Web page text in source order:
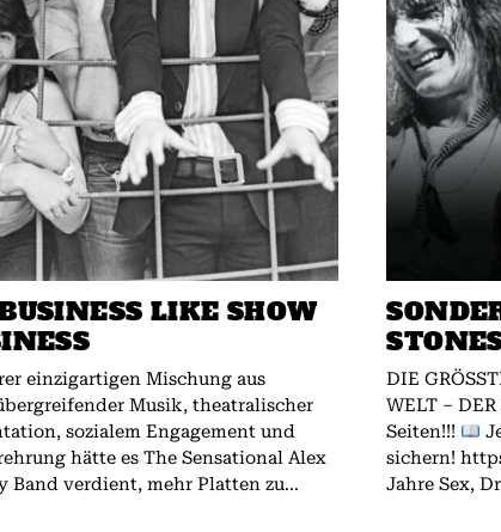
LIKE SHOW
einzigartigen Mischung aus
Musik, theatralischer
sozialem Engagement und
hätte es The Sensational Alex
Band verdient, mehr Platten zu...
DIE
WELT –
Seiten!!!
sichern!
Jahre Sex,